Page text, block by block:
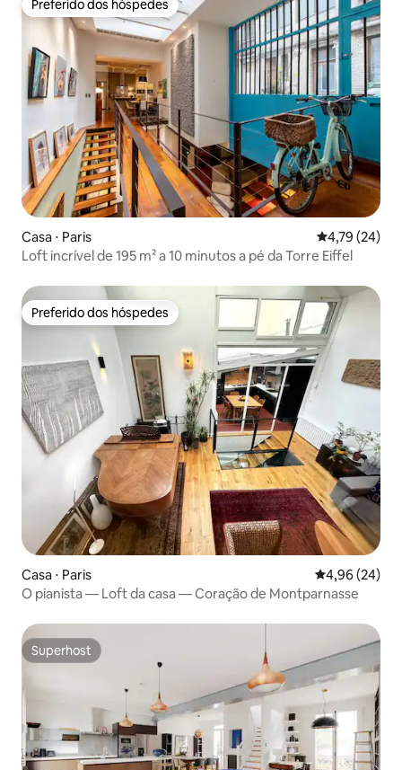
Preferido dos hóspedes
Preferido dos hóspedes
Casa ⋅ Paris 4,79 de uma
4,79 (24)
Loft incrível de 195 m² a 10 minutos a pé da Torre Eiffel
Preferido dos hóspedes
Preferido dos hóspedes
Casa ⋅ Paris 4,96 de uma
4,96 (24)
O pianista — Loft da casa — Coração de Montparnasse
Superhost
Superhost